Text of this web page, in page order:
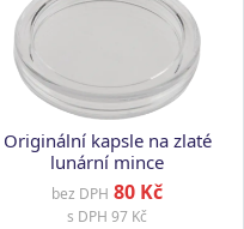
Originální kapsle na zlaté
lunární mince
bez DPH 80 Kč
s DPH 97 Kč